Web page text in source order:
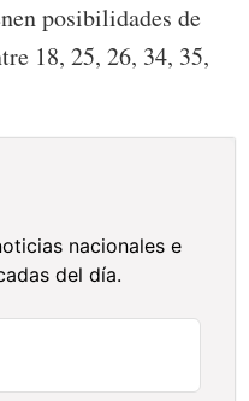
posibilidades de
18, 25, 26, 34, 35,
nacionales e
del día.